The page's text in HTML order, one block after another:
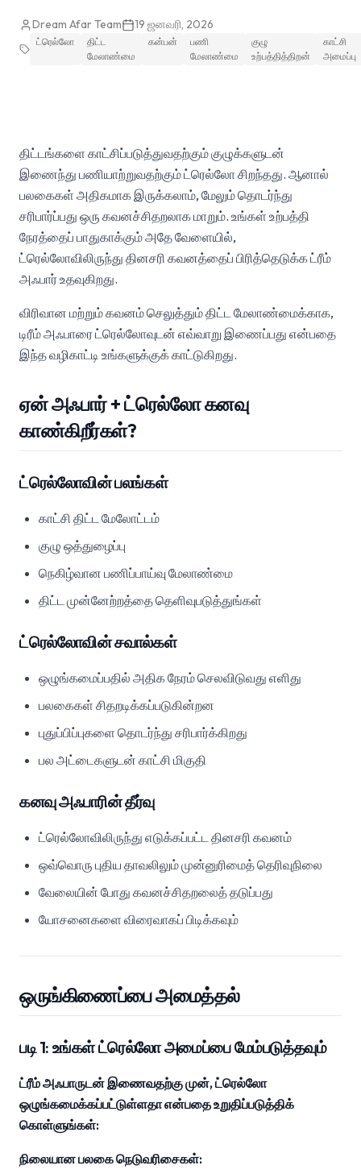
Dream Afar Team 19 ஜனவரி, 2026
ட்ரெல்லோ
திட்ட
மேலாண்மை
கன்பன்
பணி
மேலாண்மை
குழு
உற்பத்தித்திறன்
காட்சி
அமைப்பு
திட்டங்களை காட்சிப்படுத்துவதற்கும் குழுக்களுடன்
இணைந்து பணியாற்றுவதற்கும் ட்ரெல்லோ சிறந்தது. ஆனால்
பலகைகள் அதிகமாக இருக்கலாம், மேலும் தொடர்ந்து
சரிபார்ப்பது ஒரு கவனச்சிதறலாக மாறும். உங்கள் உற்பத்தி
நேரத்தைப் பாதுகாக்கும் அதே வேளையில்,
ட்ரெல்லோவிலிருந்து தினசரி கவனத்தைப் பிரித்தெடுக்க ட்ரீம்
அஃபார் உதவுகிறது.
விரிவான மற்றும் கவனம் செலுத்தும் திட்ட மேலாண்மைக்காக,
டிரீம் அஃபாரை ட்ரெல்லோவுடன் எவ்வாறு இணைப்பது என்பதை
இந்த வழிகாட்டி உங்களுக்குக் காட்டுகிறது.
ஏன் அஃபார் + ட்ரெல்லோ கனவு
காண்கிறீர்கள்?
ட்ரெல்லோவின் பலங்கள்
காட்சி திட்ட மேலோட்டம்
குழு ஒத்துழைப்பு
நெகிழ்வான பணிப்பாய்வு மேலாண்மை
திட்ட முன்னேற்றத்தை தெளிவுபடுத்துங்கள்
ட்ரெல்லோவின் சவால்கள்
ஒழுங்கமைப்பதில் அதிக நேரம் செலவிடுவது எளிது
பலகைகள் சிதறடிக்கப்படுகின்றன
புதுப்பிப்புகளை தொடர்ந்து சரிபார்க்கிறது
பல அட்டைகளுடன் காட்சி மிகுதி
கனவு அஃபாரின் தீர்வு
ட்ரெல்லோவிலிருந்து எடுக்கப்பட்ட தினசரி கவனம்
ஒவ்வொரு புதிய தாவலிலும் முன்னுரிமைத் தெரிவுநிலை
வேலையின் போது கவனச்சிதறலைத் தடுப்பது
யோசனைகளை விரைவாகப் பிடிக்கவும்
ஒருங்கிணைப்பை அமைத்தல்
படி 1: உங்கள் ட்ரெல்லோ அமைப்பை மேம்படுத்தவும்
ட்ரீம் அஃபாருடன் இணைவதற்கு முன், ட்ரெல்லோ
ஒழுங்கமைக்கப்பட்டுள்ளதா என்பதை உறுதிப்படுத்திக்
கொள்ளுங்கள்:
நிலையான பலகை நெடுவரிசைகள்: